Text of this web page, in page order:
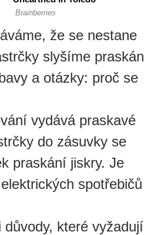
že se nestane
slyšíme
a otázky: proč se
vydává praskavé
do zásuvky se
praskání jiskry. Je
spotřebičů
které vyžadují